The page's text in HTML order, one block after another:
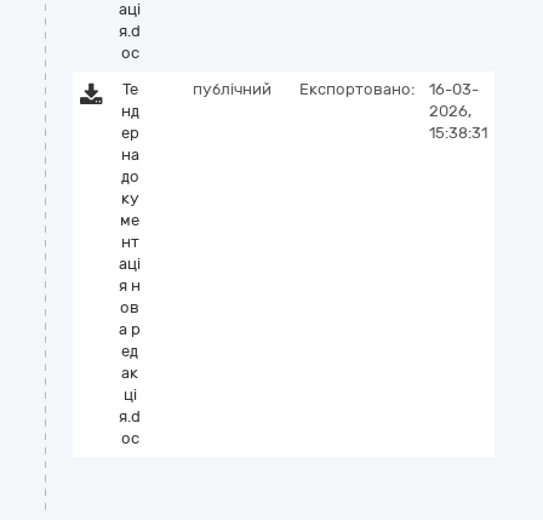
аці
я.d
oc
Те
нд
ер
на
до
ку
ме
нт
аці
я н
ов
а р
ед
ак
ці
я.d
oc
публічний Експортовано:
16-03-
2026,
15:38:31